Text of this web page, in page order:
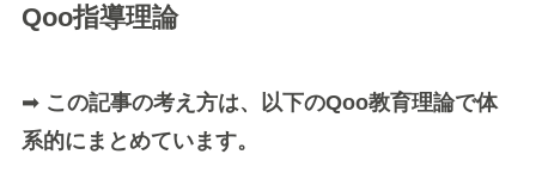
Qoo指導理論
➡ この記事の考え方は、以下のQoo教育理論で体
系的にまとめています。